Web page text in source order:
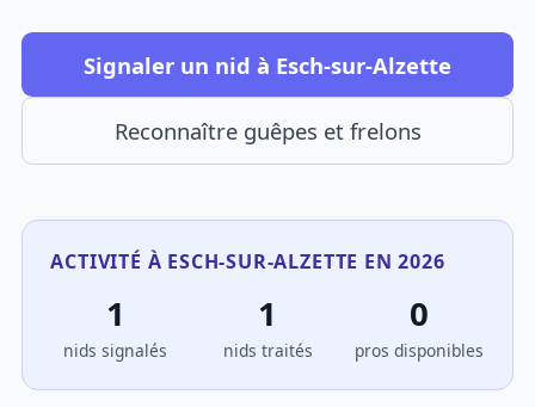
Signaler un nid à Esch-sur-Alzette
Reconnaître guêpes et frelons
ACTIVITÉ À ESCH-SUR-ALZETTE EN 2026
1
nids signalés
1
nids traités
0
pros disponibles